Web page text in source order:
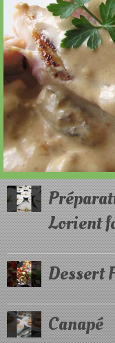
Lorient
Dessert
Canapé